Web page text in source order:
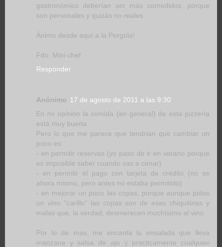
gastronómico deberían ser más comedidos, porque
son personales y quizás no reales.
Ánimo desde aquí a la Pergola!
Fdo: Mini chef
Responder
Anónimo 17 de agosto de 2011 a las 9:30
En mi opinión la comida (en general) de esta pizzería
está muy buena.
Pero lo que me parece que tendrian que cambiar un
poco es:
- en permitir reservas (yo paso de ir en verano porque
es imposible saber cuando vas a cenar)
- en permitir el pago con tarjeta de crédito (no se
ahora mismo, pero antes no estaba permitido)
- en mejorar un poco las copas, porque aunque pidas
un vino "carillo" las copas son de esas chiquitinas y
malas que, la verdad, desmerecen muchísimo al vino.
Por lo de mas, me encanta la ensalada que lleva
manzana y salsa de ajo y practicamente cualquier